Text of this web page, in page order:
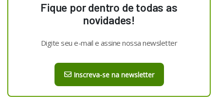
Fique por dentro de todas as
novidades!
Digite seu e-mail e assine nossa newsletter
Inscreva-se na newsletter